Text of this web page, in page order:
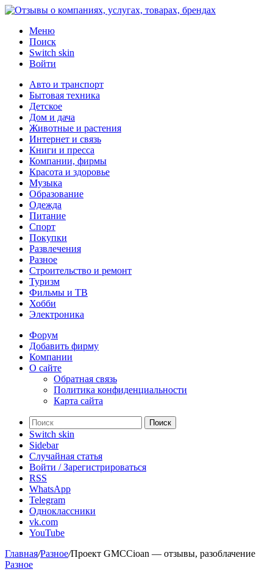
Меню
Поиск
Switch skin
Войти
Авто и транспорт
Бытовая техника
Детское
Дом и дача
Животные и растения
Интернет и связь
Книги и пресса
Компании, фирмы
Красота и здоровье
Музыка
Образование
Одежда
Питание
Спорт
Покупки
Развлечения
Разное
Строительство и ремонт
Туризм
Фильмы и ТВ
Хобби
Электроника
Форум
Добавить фирму
Компании
О сайте
Обратная связь
Политика конфиденциальности
Карта сайта
Поиск
Switch skin
Sidebar
Случайная статья
Войти / Зарегистрироваться
RSS
WhatsApp
Telegram
Одноклассники
vk.com
YouTube
Главная/Разное/Проект GMCCioan — отзывы, разоблачение
Разное